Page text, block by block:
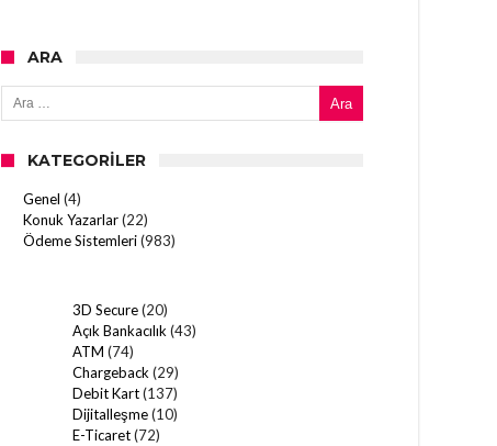
ARA
Arama:
KATEGORILER
Genel (4)
Konuk Yazarlar(22)
Ödeme Sistemleri(983)
3D Secure(20)
Açık Bankacılık (43)
ATM (74)
Chargeback (29)
Debit Kart(137)
Dijitalleşme(10)
E-Ticaret(72)